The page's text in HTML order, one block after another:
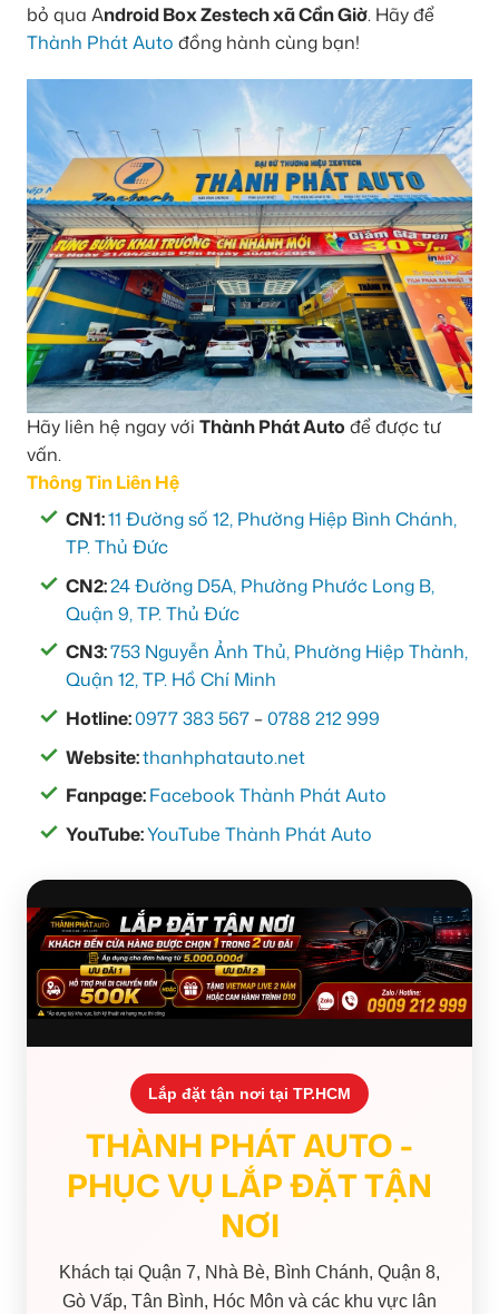
bỏ qua Android Box Zestech xã Cần Giờ. Hãy để
Thành Phát Auto đồng hành cùng bạn!
Hãy liên hệ ngay với Thành Phát Auto để được tư
vấn.
Thông Tin Liên Hệ
CN1:11 Đường số 12, Phường Hiệp Bình Chánh,
TP. Thủ Đức
CN2:24 Đường D5A, Phường Phước Long B,
Quận 9, TP. Thủ Đức
CN3:753 Nguyễn Ảnh Thủ, Phường Hiệp Thành,
Quận 12, TP. Hồ Chí Minh
Hotline:0977 383 567 –0788 212 999
Website:thanhphatauto.net
Fanpage:Facebook Thành Phát Auto
YouTube:YouTube Thành Phát Auto
Lắp đặt tận nơi tại TP.HCM
THÀNH PHÁT AUTO -
PHỤC VỤ LẮP ĐẶT TẬN
NƠI
Khách tại Quận 7, Nhà Bè, Bình Chánh, Quận 8,
Gò Vấp, Tân Bình, Hóc Môn và các khu vực lân